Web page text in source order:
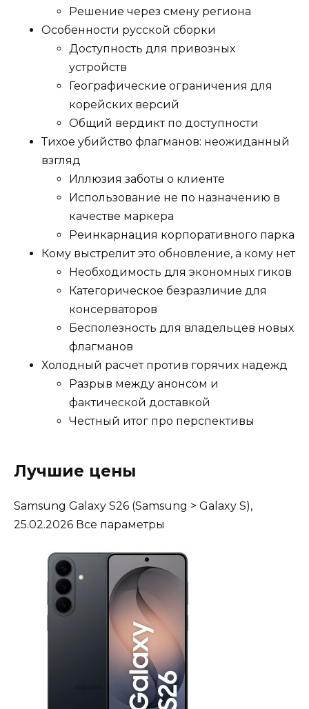
Решение через смену региона
Особенности русской сборки
Доступность для привозных
устройств
Географические ограничения для
корейских версий
Общий вердикт по доступности
Тихое убийство флагманов: неожиданный
взгляд
Иллюзия заботы о клиенте
Использование не по назначению в
качестве маркера
Реинкарнация корпоративного парка
Кому выстрелит это обновление, а кому нет
Необходимость для экономных гиков
Категорическое безразличие для
консерваторов
Бесполезность для владельцев новых
флагманов
Холодный расчет против горячих надежд
Разрыв между анонсом и
фактической доставкой
Честный итог про перспективы
Лучшие цены
Samsung Galaxy S26 (Samsung > Galaxy S),
25.02.2026 Все параметры